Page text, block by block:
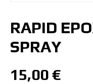
RAPID
SPRAY
15,00 €